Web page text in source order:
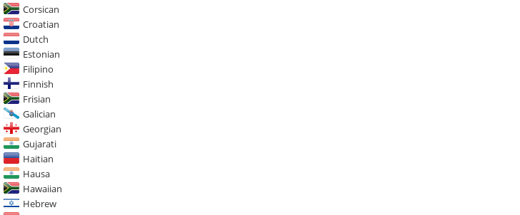
Corsican
Croatian
Dutch
Estonian
Filipino
Finnish
Frisian
Galician
Georgian
Gujarati
Haitian
Hausa
Hawaiian
Hebrew